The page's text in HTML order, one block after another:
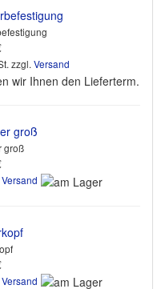
zzgl. Versand
groß
Versand
Versand